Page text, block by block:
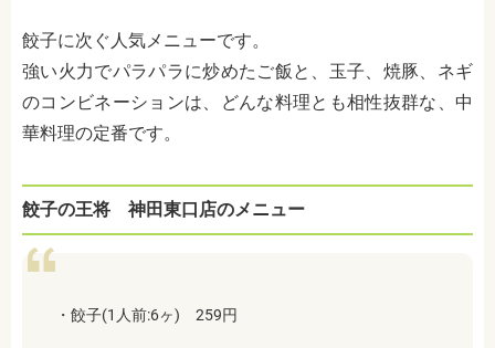
餃子に次ぐ人気メニューです。
強い火力でパラパラに炒めたご飯と、玉子、焼豚、ネギ
のコンビネーションは、どんな料理とも相性抜群な、中
華料理の定番です。
餃子の王将 神田東口店のメニュー
・餃子(1人前:6ヶ) 259円